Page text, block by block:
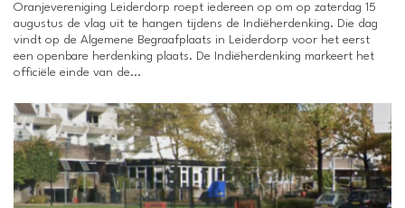
Oranjevereniging Leiderdorp roept iedereen op om op zaterdag 15
augustus de vlag uit te hangen tijdens de Indiëherdenking. Die dag
vindt op de Algemene Begraafplaats in Leiderdorp voor het eerst
een openbare herdenking plaats. De Indiëherdenking markeert het
officiële einde van de...